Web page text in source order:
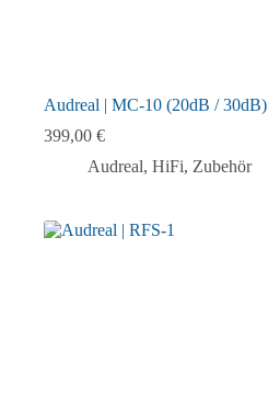
Audreal | MC-10 (20dB / 30dB)
399,00 €
Audreal, HiFi, Zubehör